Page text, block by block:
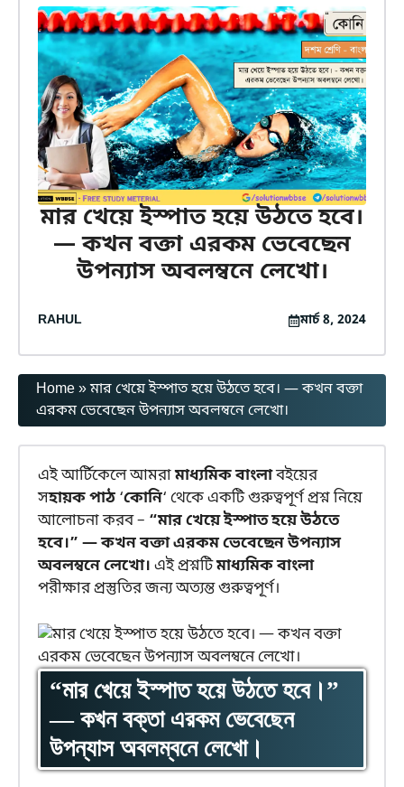
মার খেয়ে ইস্পাত হয়ে উঠতে হবে।
— কখন বক্তা এরকম ভেবেছেন
উপন্যাস অবলম্বনে লেখো।
RAHUL মার্চ 8, 2024
Home»মার খেয়ে ইস্পাত হয়ে উঠতে হবে। — কখন বক্তা
এরকম ভেবেছেন উপন্যাস অবলম্বনে লেখো।
এই আর্টিকেলে আমরামাধ্যমিক বাংলাবইয়ের
সহায়ক পাঠ ‘কোনি‘ থেকে একটি গুরুত্বপূর্ণ প্রশ্ন নিয়ে
আলোচনা করব – “মার খেয়ে ইস্পাত হয়ে উঠতে
হবে।” — কখন বক্তা এরকম ভেবেছেন উপন্যাস
অবলম্বনে লেখো। এই প্রশ্নটিমাধ্যমিক বাংলা
পরীক্ষার প্রস্তুতির জন্য অত্যন্ত গুরুত্বপূর্ণ।
“মার খেয়ে ইস্পাত হয়ে উঠতে হবে।”
— কখন বক্তা এরকম ভেবেছেন
উপন্যাস অবলম্বনে লেখো।